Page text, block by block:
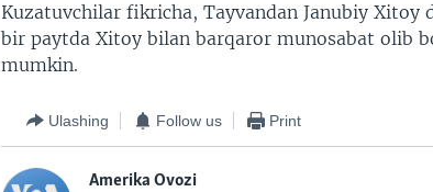
Kuzatuvchilar fikricha, Tayvandan Janubiy Xitoy
bir paytda Xitoy bilan barqaror munosabat olib
mumkin.
Ulashing Follow us Print
Amerika Ovozi